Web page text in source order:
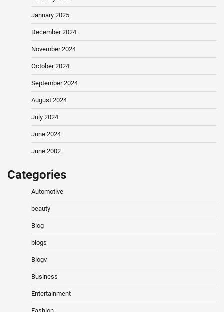
January 2025
December 2024
November 2024
October 2024
September 2024
August 2024
July 2024
June 2024
June 2002
Categories
Automotive
beauty
Blog
blogs
Blogv
Business
Entertainment